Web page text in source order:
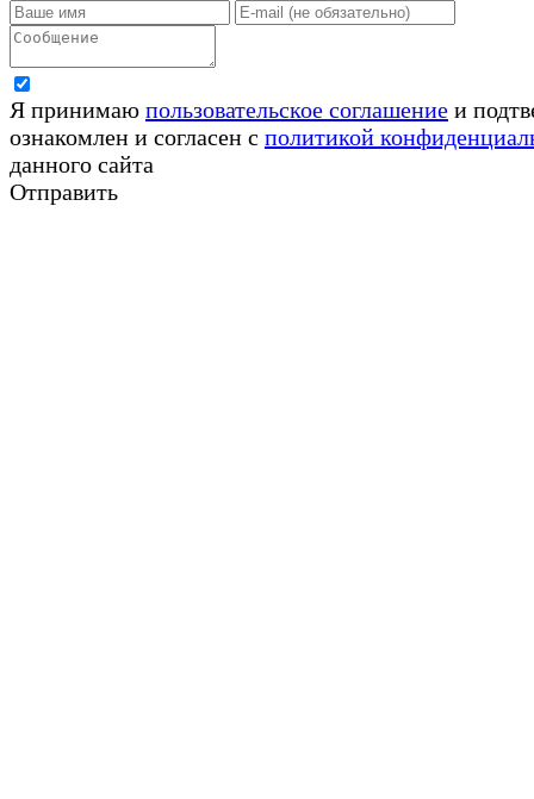
Я принимаю пользовательское соглашение и
ознакомлен и согласен с политикой
данного сайта
Отправить